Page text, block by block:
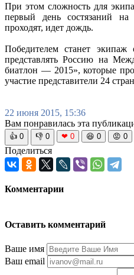
При этом сложность для
первый день состязаний
проходят, идет дождь.
Победителем станет
представлять Россию на
биатлон — 2015», которые
участие представители 24
22 июня 2015, 15:36
Вам понравилась эта
👍 0 👎 0 ❤ 0 😆 0 😡 0
Поделиться
Комментарии
Оставить комментарий
Ваше имя
Ваш email